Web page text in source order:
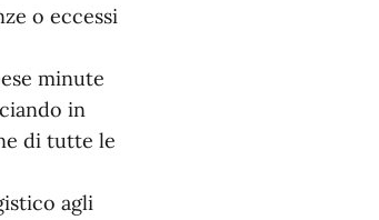
o eccessi
minute
in
di tutte le
agli